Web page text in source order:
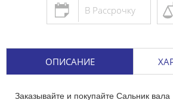
В Рассрочку
ОПИСАНИЕ
Заказывайте и покупайте Сальник вала